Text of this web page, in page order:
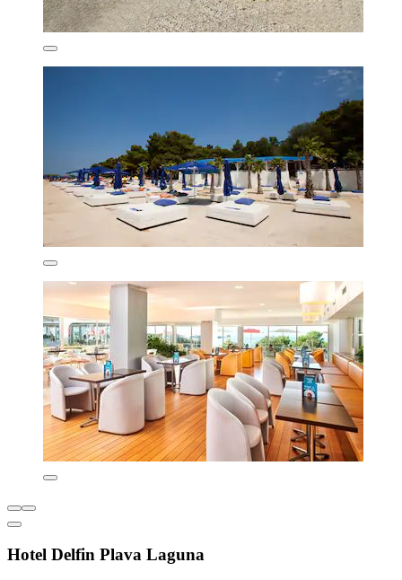
Hotel Delfin Plava Laguna